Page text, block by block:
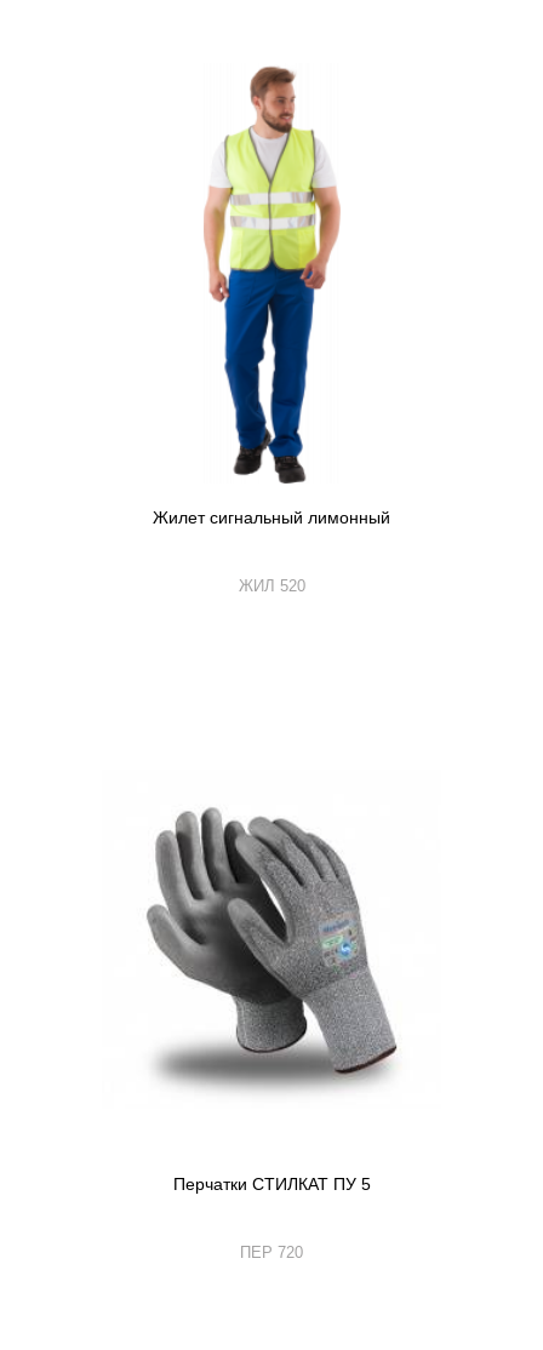
Жилет сигнальный лимонный
ЖИЛ 520
Перчатки СТИЛКАТ ПУ 5
ПЕР 720